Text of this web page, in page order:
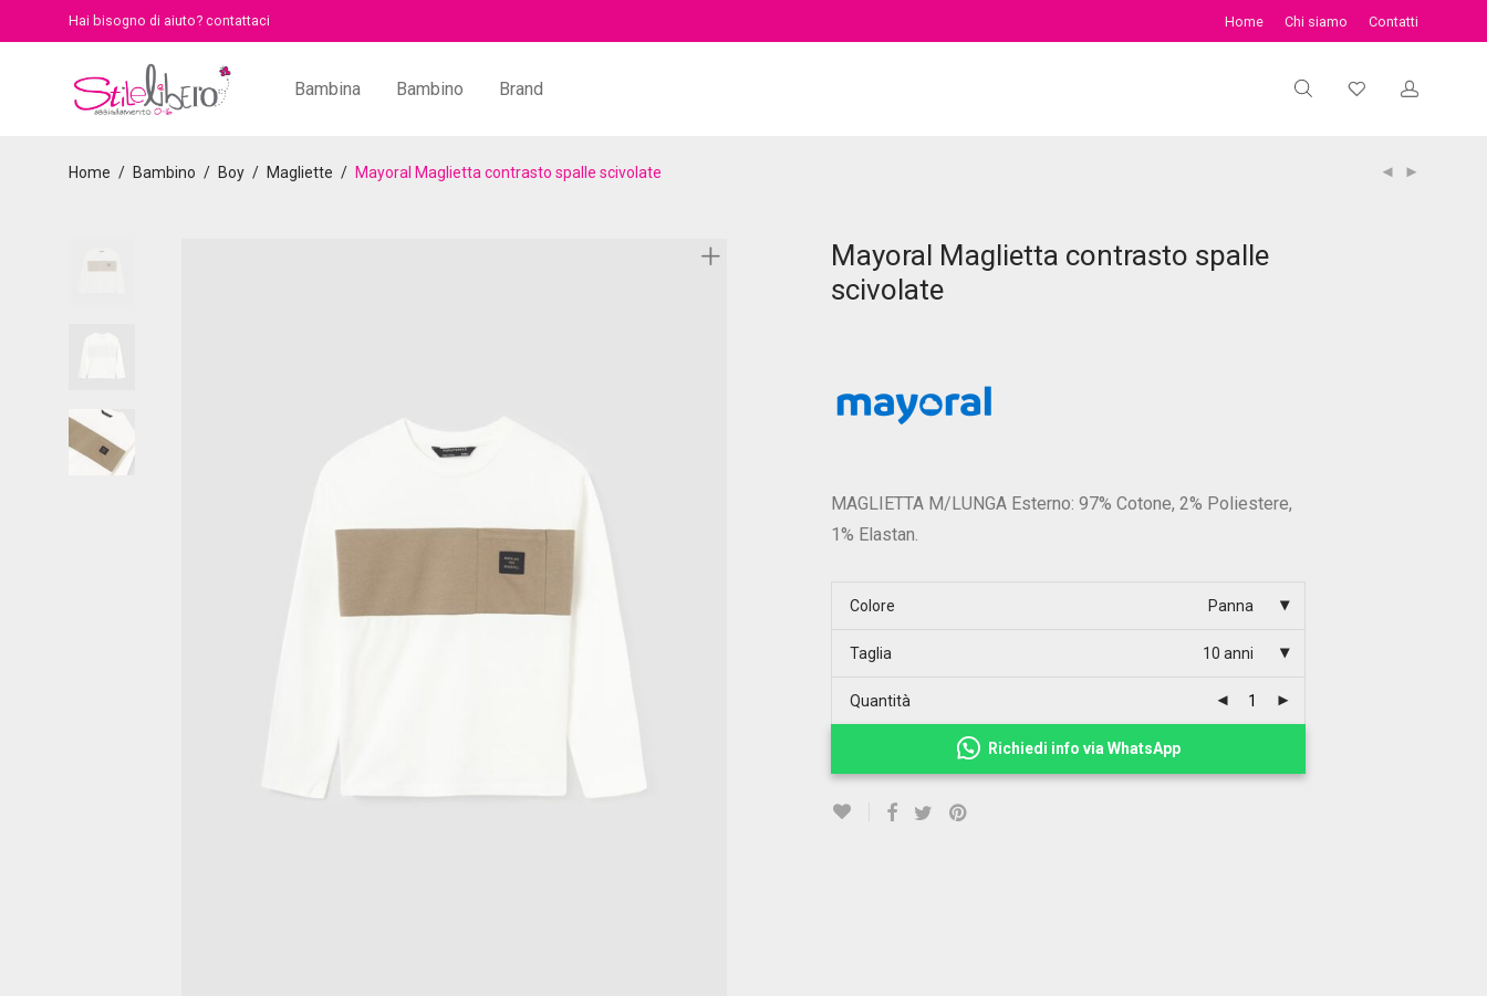
Hai bisogno di aiuto? contattaci Home Chi siamo Contatti
Bambina Bambino Brand
Home / Bambino / Boy / Magliette / Mayoral Maglietta contrasto spalle scivolate
Mayoral Maglietta contrasto spalle
scivolate
MAGLIETTA M/LUNGA Esterno: 97% Cotone, 2% Poliestere,
1% Elastan.
Colore Panna
Taglia 10 anni
Quantità
Richiedi info via WhatsApp